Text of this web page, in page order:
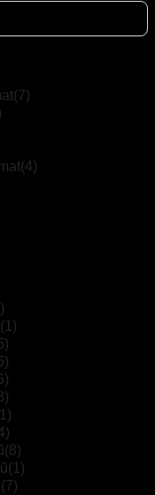
(7)
(4)
(1)
(8)
(1)
(7)